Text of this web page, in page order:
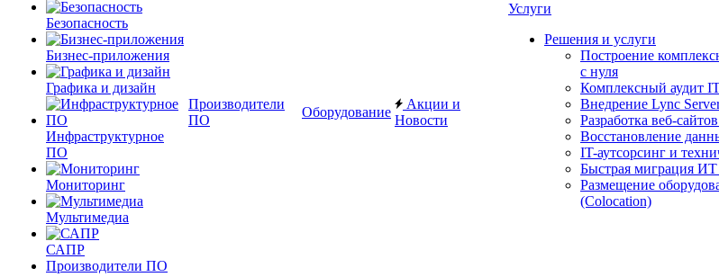
Безопасность
Бизнес-приложения
Графика и дизайн
Инфраструктурное
ПО
Мониторинг
Мультимедиа
САПР
Производители ПО
Производители
ПО
Оборудование
Акции и
Новости
Услуги
Решения и услуги
Построение
с нуля
Комплексный аудит
Внедрение Lync
Разработка веб-
Восстановление
IT-аутсорсинг и
Быстрая миграция
Размещение
(Colocation)